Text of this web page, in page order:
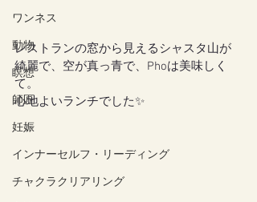
ワンネス
動物
瞑想
師匠
妊娠
インナーセルフ・リーディング
チャクラクリアリング
レストランの窓から見えるシャスタ山が
綺麗で、空が真っ青で、Phoは美味しく
て。
心地よいランチでした✨